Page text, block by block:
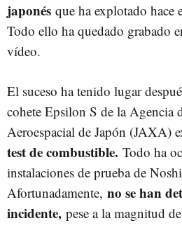
japonés que ha explotado hace
Todo ello ha quedado grabado
vídeo.
El suceso ha tenido lugar
cohete Epsilon S de la Agencia
Aeroespacial de Japón (JAXA)
test de combustible. Todo ha
instalaciones de prueba de
Afortunadamente, no se han
incidente, pese a la magnitud